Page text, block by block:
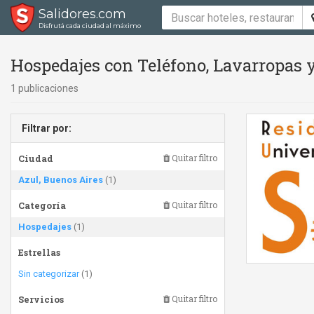
Salidores.com
Disfrutá cada ciudad al máximo
Hospedajes con Teléfono,
1 publicaciones
Filtrar por:
Ciudad Quitar filtro
Azul, Buenos Aires (1)
Categoría Quitar filtro
Hospedajes (1)
Estrellas
Sin categorizar(1)
Servicios Quitar filtro